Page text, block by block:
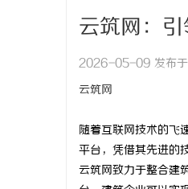
云筑网：
2026-05-09 发布于
云筑网
随着互联网技术的飞
平台，凭借其先进的
云筑网致力于整合建